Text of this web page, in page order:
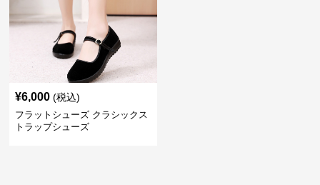
¥6,000 (税込)
フラットシューズ クラシックス
トラップシューズ